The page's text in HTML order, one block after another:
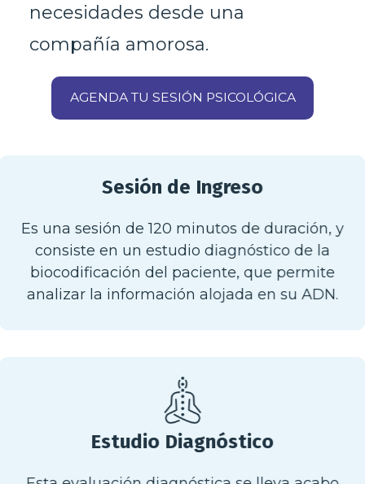
necesidades desde una
compañía amorosa.
AGENDA TU SESIÓN PSICOLÓGICA
Sesión de Ingreso
Es una sesión de 120 minutos de duración, y
consiste en un estudio diagnóstico de la
biocodificación del paciente, que permite
analizar la información alojada en su ADN.
Estudio Diagnóstico